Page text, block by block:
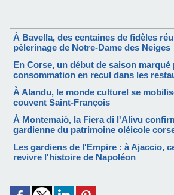
À Bavella, des centaines de fidèles
pèlerinage de Notre-Dame des Neiges
En Corse, un début de saison marqué
consommation en recul dans les
À Alandu, le monde culturel se
couvent Saint-François
À Montemaiò, la Fiera di l'Alivu
gardienne du patrimoine oléicole
Les gardiens de l'Empire : à Ajaccio,
revivre l'histoire de Napoléon